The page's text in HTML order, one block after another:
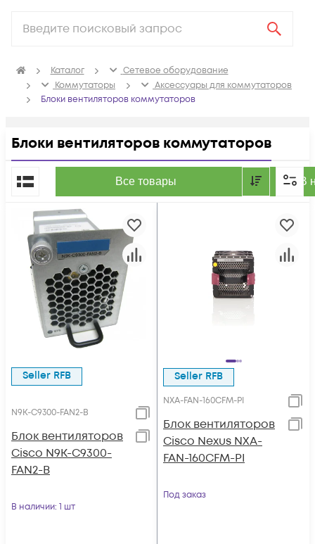
Каталог
Сетевое оборудование
Коммутаторы
Аксессуары для коммутаторов
Блоки вентиляторов коммутаторов
Блоки вентиляторов коммутаторов
Все товары В
По популярности
Seller RFB
N9K-C9300-FAN2-B
Блок вентиляторов
Cisco N9K-C9300-
FAN2-B
В наличии: 1 шт
Seller RFB
NXA-FAN-160CFM-PI
Блок вентиляторов
Cisco Nexus NXA-
FAN-160CFM-PI
Под заказ